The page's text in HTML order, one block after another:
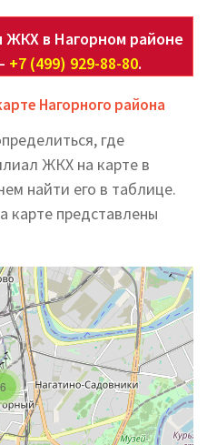
ЖКХ в Нагорном районе
+7 (499) 929-88-80.
Нагорного района
где
ЖКХ на карте в
найти его в таблице.
карте представлены
6